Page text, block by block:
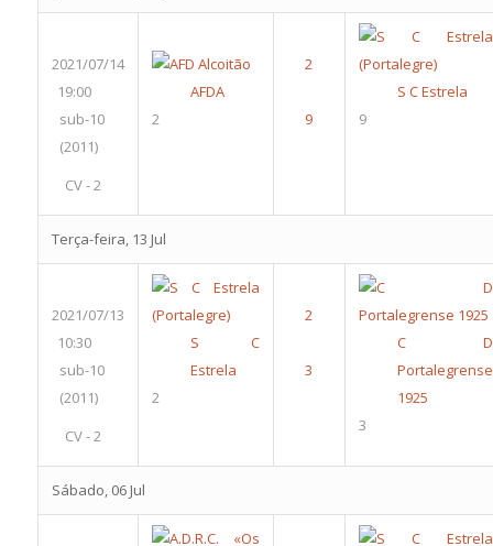
2021/07/14
19:00
sub-10
(2011)
CV - 2
AFDA
2
S C Estrela
9
Terça-feira, 13 Jul
2021/07/13
10:30
sub-10
(2011)
CV - 2
S C
Estrela
2
C D
Portalegrense
1925
3
Sábado, 06 Jul